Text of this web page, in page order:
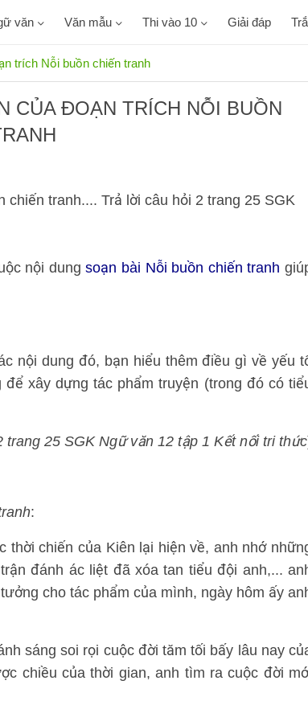
văn Văn mẫu Thi vào 10 Giải đáp
trích Nỗi buồn chiến tranh
CỦA ĐOẠN TRÍCH NỖI BUỒN
tranh.... Trả lời câu hỏi 2 trang 25 SGK
nội dungsoạn bài Nỗi buồn chiến tranh
nội dung đó, bạn hiểu thêm điều gì về yếu
xây dựng tác phẩm truyện (trong đó có
trang 25 SGK Ngữ văn 12 tập 1 Kết nối tri thức
:
chiến của Kiên lại hiện về, anh nhớ
đánh ác liệt đã xóa tan tiểu đội anh,...
cho tác phẩm của mình, ngày hôm ấy
sáng soi rọi cuộc đời tăm tối bấy lâu nay
chiều của thời gian, anh tìm ra cuộc đời